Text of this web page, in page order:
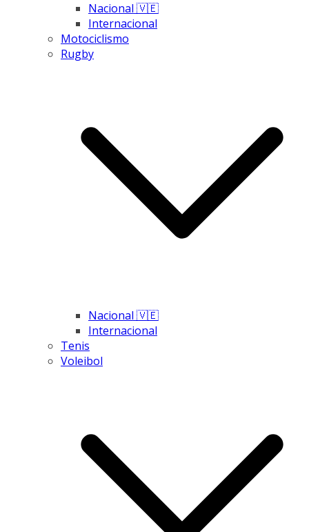
Nacional 🇻🇪
Internacional
Motociclismo
Rugby
Nacional 🇻🇪
Internacional
Tenis
Voleibol